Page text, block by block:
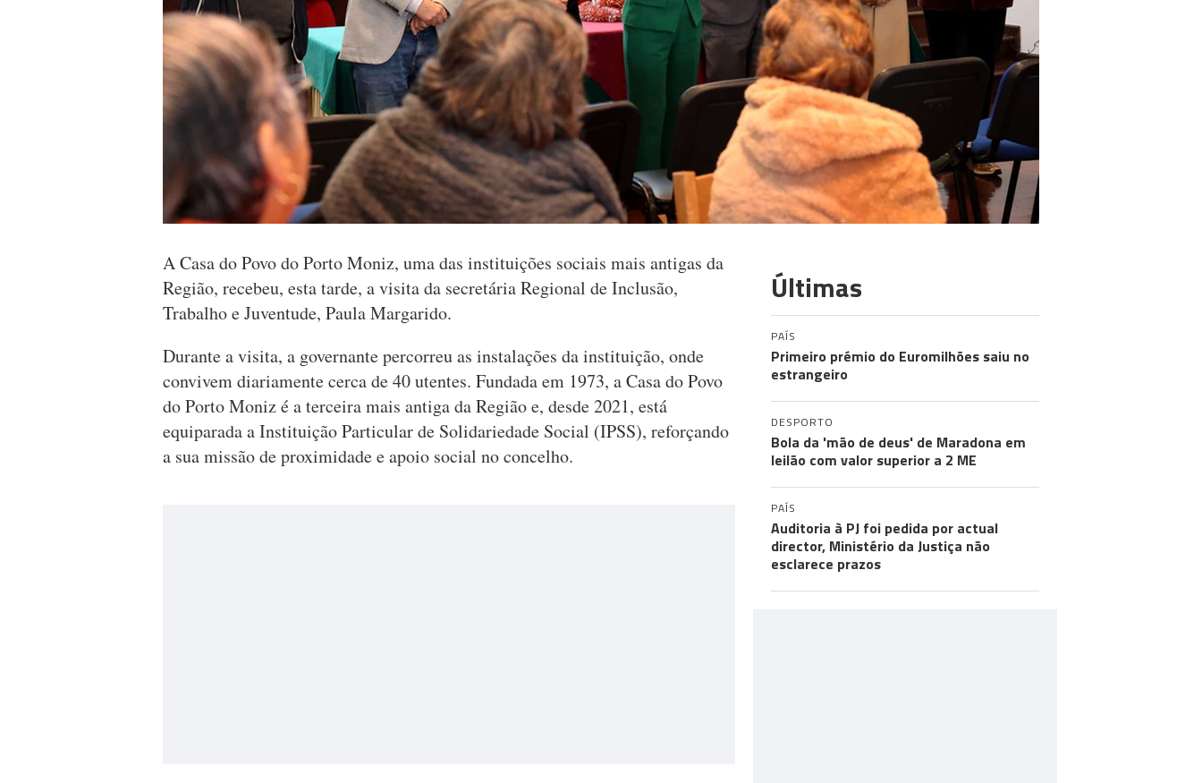
A Casa do Povo do Porto Moniz, uma das instituições sociais mais antigas da
Região, recebeu, esta tarde, a visita da secretária Regional de Inclusão,
Trabalho e Juventude, Paula Margarido.
Durante a visita, a governante percorreu as instalações da instituição, onde
convivem diariamente cerca de 40 utentes. Fundada em 1973, a Casa do Povo
do Porto Moniz é a terceira mais antiga da Região e, desde 2021, está
equiparada a Instituição Particular de Solidariedade Social (IPSS), reforçando
a sua missão de proximidade e apoio social no concelho.
Últimas
PAÍS
Primeiro prémio do Euromilhões saiu no
estrangeiro
DESPORTO
Bola da 'mão de deus' de Maradona em
leilão com valor superior a 2 ME
PAÍS
Auditoria à PJ foi pedida por actual
director, Ministério da Justiça não
esclarece prazos